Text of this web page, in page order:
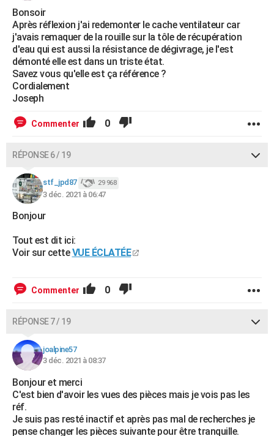
Bonsoir
Après réflexion j'ai redemonter le cache ventilateur car
j'avais remaquer de la rouille sur la tôle de récupération
d'eau qui est aussi la résistance de dégivrage, je l'est
démonté elle est dans un triste état.
Savez vous qu'elle est ça référence ?
Cordialement
Joseph
Commenter 0
RÉPONSE 6 / 19
stf_jpd87 29 968
3 déc. 2021 à 06:47
Bonjour
Tout est dit ici:
Voir sur cetteVUE ÉCLATÉE
Commenter 0
RÉPONSE 7 / 19
joalpine57
3 déc. 2021 à 08:37
Bonjour et merci
C'est bien d'avoir les vues des pièces mais je vois pas les
réf.
Je suis pas resté inactif et après pas mal de recherches je
pense changer les pièces suivante pour être tranquille.